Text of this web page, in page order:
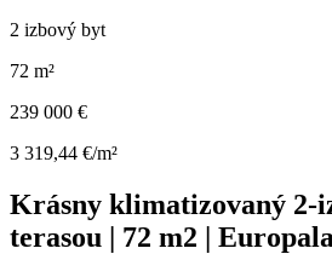
2 izbový byt
72 m²
239 000 €
3 319,44 €/m²
Krásny klimatizovaný 2-
terasou | 72 m2 |